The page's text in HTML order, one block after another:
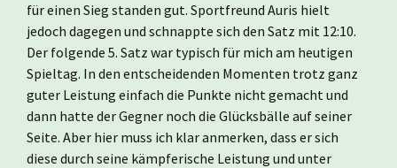
für einen Sieg standen gut. Sportfreund Auris hielt
jedoch dagegen und schnappte sich den Satz mit 12:10.
Der folgende 5. Satz war typisch für mich am heutigen
Spieltag. In den entscheidenden Momenten trotz ganz
guter Leistung einfach die Punkte nicht gemacht und
dann hatte der Gegner noch die Glücksbälle auf seiner
Seite. Aber hier muss ich klar anmerken, dass er sich
diese durch seine kämpferische Leistung und unter